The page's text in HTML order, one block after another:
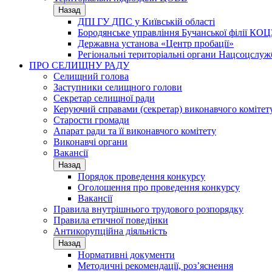
Назад
ДПІ ГУ ДПС у Київській області
Бородянське управління Бучанської філії
Державна установа «Центр пробації»
Регіональні територіальні органи
ПРО СЕЛИЩНУ РАДУ
Селищний голова
Заступники селищного голови
Секретар селищної ради
Керуючий справами (секретар) виконавчого
Старости громади
Апарат ради та її виконавчого комітету
Виконавчі органи
Вакансії
Назад
Порядок проведення конкурсу
Оголошення про проведення конкурсу
Вакансії
Правила внутрішнього трудового розпорядку
Правила етичної поведінки
Антикорупційна діяльність
Назад
Нормативні документи
Методичні рекомендації, роз’яснення